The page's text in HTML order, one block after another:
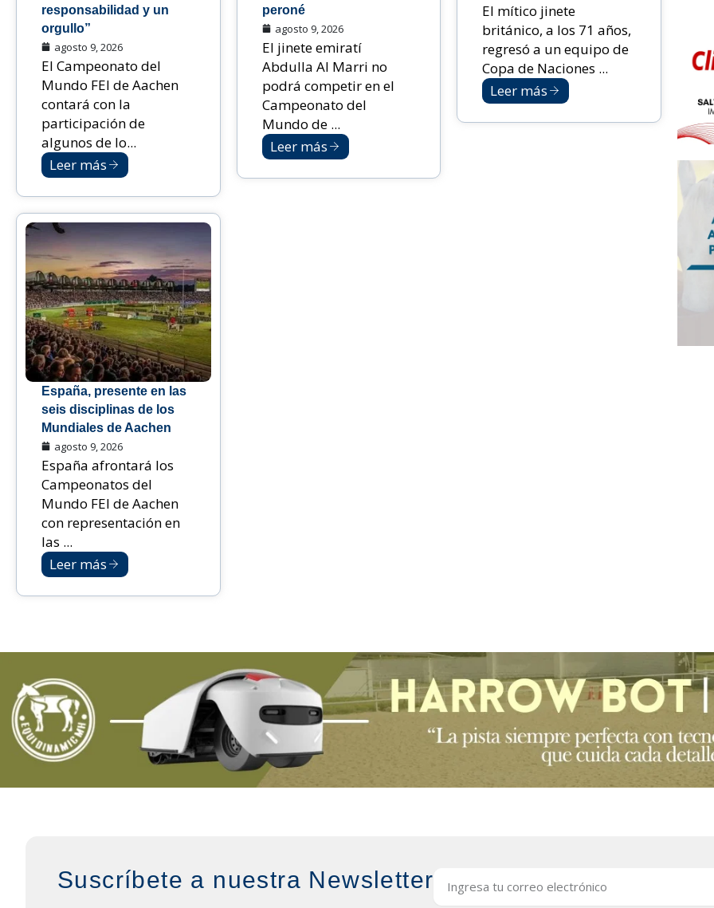
responsabilidad y un
orgullo”
agosto 9, 2026
El Campeonato del
Mundo FEI de Aachen
contará con la
participación de
algunos de lo...
Leer más
peroné
agosto 9, 2026
El jinete emiratí
Abdulla Al Marri no
podrá competir en el
Campeonato del
Mundo de ...
Leer más
El mítico jinete
británico, a los 71 años,
regresó a un equipo de
Copa de Naciones ...
Leer más
España, presente en las
seis disciplinas de los
Mundiales de Aachen
agosto 9, 2026
España afrontará los
Campeonatos del
Mundo FEI de Aachen
con representación en
las ...
Leer más
Suscríbete a nuestra Newsletter